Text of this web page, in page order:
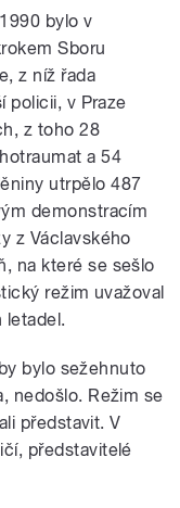
bylo v
Sboru
z níž řada
policii, v Praze
z toho 28
a 54
utrpělo 487
demonstracím
z Václavského
na které se sešlo
režim uvažoval
letadel.
bylo sežehnuto
nedošlo. Režim se
představit. V
představitelé